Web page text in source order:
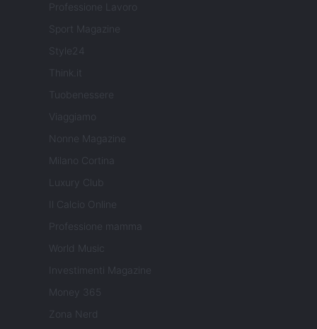
Professione Lavoro
Sport Magazine
Style24
Think.it
Tuobenessere
Viaggiamo
Nonne Magazine
Milano Cortina
Luxury Club
Il Calcio Online
Professione mamma
World Music
Investimenti Magazine
Money 365
Zona Nerd